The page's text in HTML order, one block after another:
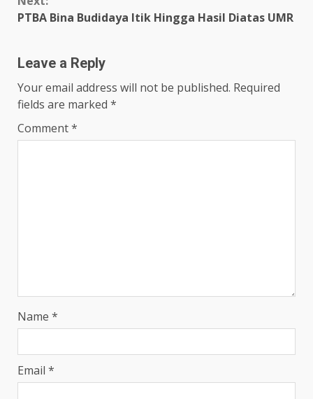
PTBA Bina Budidaya Itik Hingga Hasil Diatas UMR
Leave a Reply
Your email address will not be published. Required
fields are marked *
Comment*
Name *
Email *